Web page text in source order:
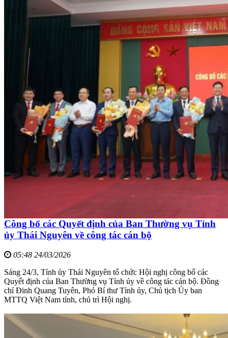
Công bố các Quyết định của Ban Thường vụ Tỉnh
ủy Thái Nguyên về công tác cán bộ
05:48 24/03/2026
Sáng 24/3, Tỉnh ủy Thái Nguyên tổ chức Hội nghị công bố các
Quyết định của Ban Thường vụ Tỉnh ủy về công tác cán bộ. Đồng
chí Đinh Quang Tuyên, Phó Bí thư Tỉnh ủy, Chủ tịch Ủy ban
MTTQ Việt Nam tỉnh, chủ trì Hội nghị.